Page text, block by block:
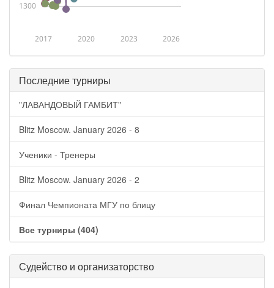
2017 2020 2023 2026
1300
Последние турниры
"ЛАВАНДОВЫЙ ГАМБИТ"
Blitz Moscow. January 2026 - 8
Ученики - Тренеры
Blitz Moscow. January 2026 - 2
Финал Чемпионата МГУ по блицу
Все турниры (404)
Судейство и организаторство